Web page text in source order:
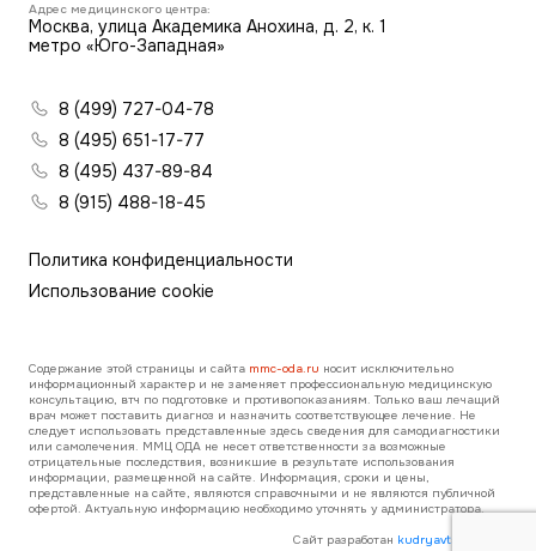
Адрес медицинского центра:
Москва, улица Академика Анохина, д. 2, к. 1
метро «Юго-Западная»
8 (499) 727-04-78
8 (495) 651-17-77
8 (495) 437-89-84
8 (915) 488-18-45
Политика конфиденциальности
Использование cookie
Содержание этой страницы и сайта mmc-oda.ru носит исключительно
информационный характер и не заменяет профессиональную медицинскую
консультацию, втч по подготовке и противопоказаниям. Только ваш лечащий
врач может поставить диагноз и назначить соответствующее лечение. Не
следует использовать представленные здесь сведения для самодиагностики
или самолечения. ММЦ ОДА не несет ответственности за возможные
отрицательные последствия, возникшие в результате использования
информации, размещенной на сайте. Информация, сроки и цены,
представленные на сайте, являются справочными и не являются публичной
офертой. Актуальную информацию необходимо уточнять у администратора.
Сайт разработан kudryavtsev.direct